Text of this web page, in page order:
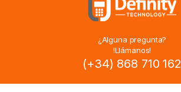
¿Alguna pregunta?
!Llámanos!
(+34) 868 710 162